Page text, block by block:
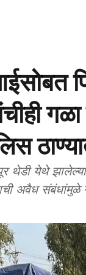
थेडी येथे
अवैध संबंधांमुळे